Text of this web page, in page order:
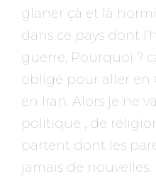
glaner çà et là
dans ce pays dont
guerre, Pourquoi ?
obligé pour aller en
en Iran. Alors je ne
politique , de
partent dont les
jamais de